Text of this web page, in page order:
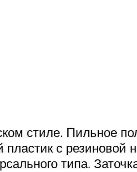
стиле. Пильное
с резиновой
типа.